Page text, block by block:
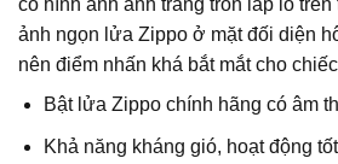
có hình ảnh ánh trăng tròn lấp ló
ảnh ngọn lửa Zippo ở mặt đối diện
nên điểm nhấn khá bắt mắt cho
Bật lửa Zippo chính hãng có âm
Khả năng kháng gió, hoạt động